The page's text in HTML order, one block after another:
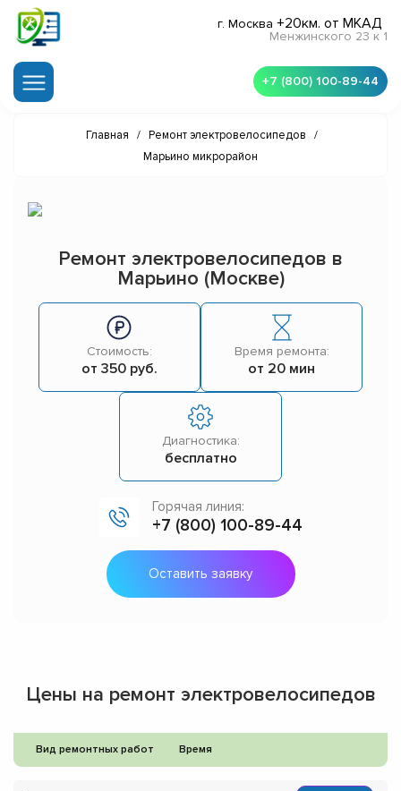
г. Москва +20км. от МКАД
Менжинского 23 к 1
+7 (800) 100-89-44
Главная / Ремонт электровелосипедов
/
Марьино микрорайон
Ремонт электровелосипедов в
Марьино (Москве)
Стоимость:
от 350 руб.
Время ремонта:
от 20 мин
Диагностика:
бесплатно
Горячая линия:
+7 (800) 100-89-44
Оставить заявку
Цены на ремонт электровелосипедов
Вид ремонтных работ Время